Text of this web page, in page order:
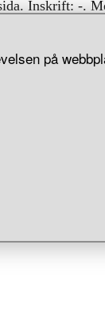
på
Inskrift: -.